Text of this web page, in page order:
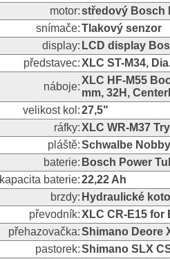
motor:středový Bosch
snímače:Tlakový senzor
display: LCD display
představec:XLC ST-M34,
náboje:
XLC HF-M55
mm, 32H,
velikost kol:27,5"
ráfky:XLC WR-M37
pláště:Schwalbe
baterie: Bosch Power
kapacita baterie:22,22 Ah
brzdy: Hydraulické
převodník:XLC CR-E15 for
přehazovačka:Shimano Deore
pastorek:Shimano SLX